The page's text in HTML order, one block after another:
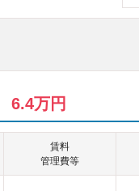
6.4万円
賃料
管理費等